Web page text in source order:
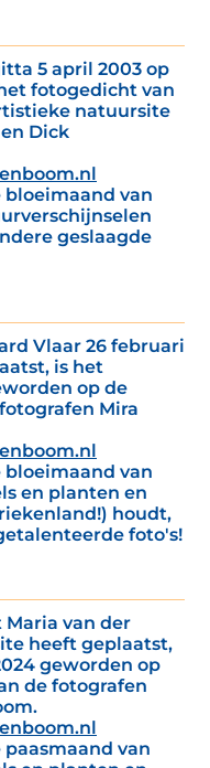
5 april 2003 op
fotogedicht van
natuursite
Dick
van
geslaagde
Vlaar 26 februari
is het
op de
Mira
van
en planten en
houdt,
foto's!
van der
heeft geplaatst,
geworden op
de fotografen
van